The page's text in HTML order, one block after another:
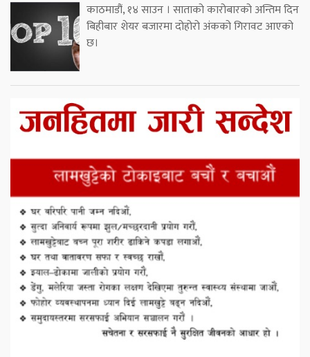
काठमाडौं, १४ साउन । साताको कारोबारको अन्तिम दिन
बिहीबार शेयर बजारमा दोहोरो अंकको गिरावट आएको
छ।